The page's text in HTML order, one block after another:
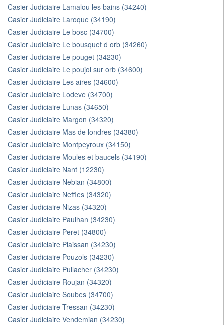
Casier Judiciaire Lamalou les bains (34240)
Casier Judiciaire Laroque (34190)
Casier Judiciaire Le bosc (34700)
Casier Judiciaire Le bousquet d orb (34260)
Casier Judiciaire Le pouget (34230)
Casier Judiciaire Le poujol sur orb (34600)
Casier Judiciaire Les aires (34600)
Casier Judiciaire Lodeve (34700)
Casier Judiciaire Lunas (34650)
Casier Judiciaire Margon (34320)
Casier Judiciaire Mas de londres (34380)
Casier Judiciaire Montpeyroux (34150)
Casier Judiciaire Moules et baucels (34190)
Casier Judiciaire Nant (12230)
Casier Judiciaire Nebian (34800)
Casier Judiciaire Neffies (34320)
Casier Judiciaire Nizas (34320)
Casier Judiciaire Paulhan (34230)
Casier Judiciaire Peret (34800)
Casier Judiciaire Plaissan (34230)
Casier Judiciaire Pouzols (34230)
Casier Judiciaire Puilacher (34230)
Casier Judiciaire Roujan (34320)
Casier Judiciaire Soubes (34700)
Casier Judiciaire Tressan (34230)
Casier Judiciaire Vendemian (34230)